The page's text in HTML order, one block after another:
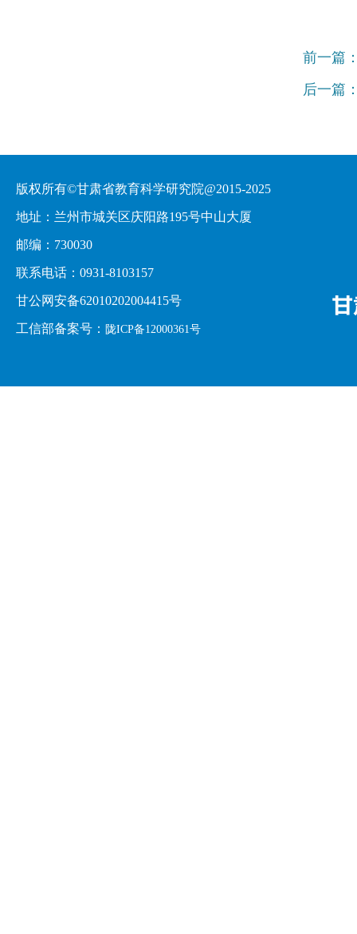
前一篇
后一篇
版权所有©甘肃省教育科学研究院@2015-2025
地址：兰州市城关区庆阳路195号中山大厦
邮编：730030
联系电话：0931-8103157
甘公网安备62010202004415号
工信部备案号： 陇ICP备12000361号